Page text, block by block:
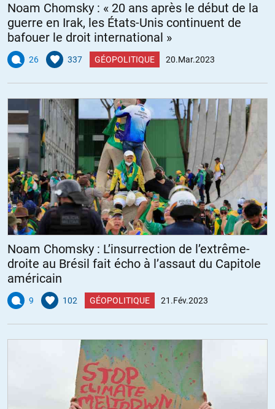
Noam Chomsky : « 20 ans après le début de la
guerre en Irak, les États-Unis continuent de
bafouer le droit international »
26 337 GÉOPOLITIQUE 20.Mar.2023
Noam Chomsky : L’insurrection de l’extrême-
droite au Brésil fait écho à l’assaut du Capitole
américain
9 102 GÉOPOLITIQUE 21.Fév.2023